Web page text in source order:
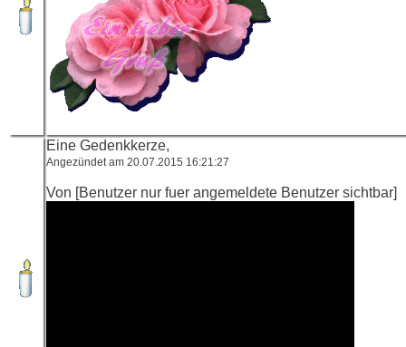
Eine Gedenkkerze,
Angezündet am 20.07.2015 16:21:27
Von [Benutzer nur fuer angemeldete Benutzer sichtbar]